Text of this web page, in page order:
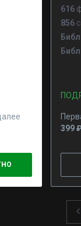
616
856
399